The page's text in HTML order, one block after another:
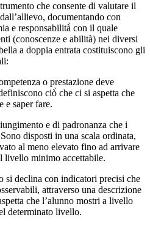
che consente di valutare il
documentando con
e responsabilità̀ con il quale
(conoscenze e abilità) nei diversi
a doppia entrata costituiscono gli
o prestazione deve
ciò̀ che ci si aspetta che
e saper fare.
e di padronanza che i
disposti in una scala ordinata,
al meno elevato fino ad arrivare
livello minimo accettabile.
declina con indicatori precisi che
attraverso una descrizione
che l’alunno mostri a livello
determinato livello.